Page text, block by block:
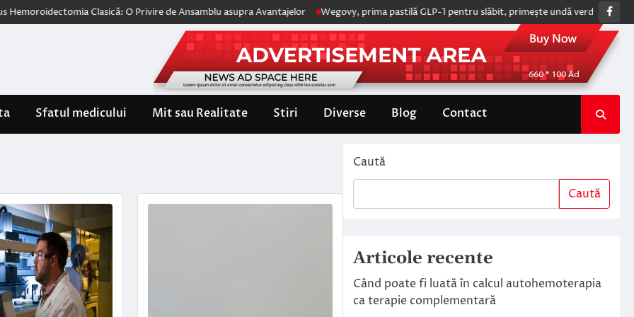
Clasică: O Privire de Ansamblu asupra Avantajelor Wegovy, prima pastilă GLP-1 pentru slăbit, primește undă verde de la Comisia
Sfatul medicului Mit sau Realitate Stiri Diverse Blog Contact
Caută
Caută
Articole recente
Când poate fi luată în calcul autohemoterapia
ca terapie complementară